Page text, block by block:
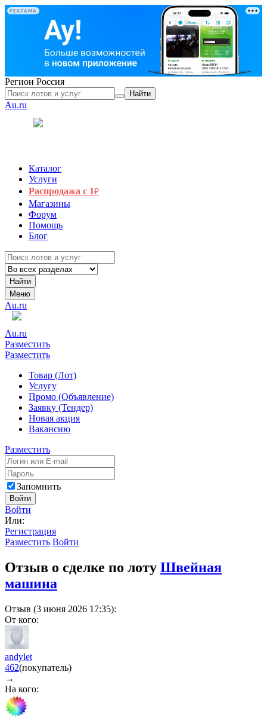
РЕКЛАМА
Регион Россия
Найти
Au.ru
Каталог
Услуги
Распродажа с 1₽
Магазины
Форум
Помощь
Блог
Найти
Меню
Au.ru
Au.ru
Разместить
Разместить
Товар (Лот)
Услугу
Промо (Объявление)
Заявку (Тендер)
Новая акция
Вакансию
Разместить
Запомнить
Войти
Войти
Или:
Регистрация
Разместить Войти
Отзыв о сделке по лоту Швейная
машина
Отзыв (3 июня 2026 17:35):
От кого:
andylet
462(покупатель)
→
На кого: